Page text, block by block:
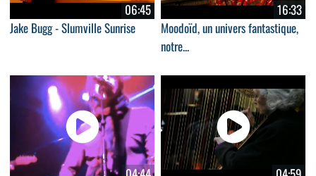
06:45
Jake Bugg - Slumville Sunrise
16:33
Moodoïd, un univers fantastique,
notre...